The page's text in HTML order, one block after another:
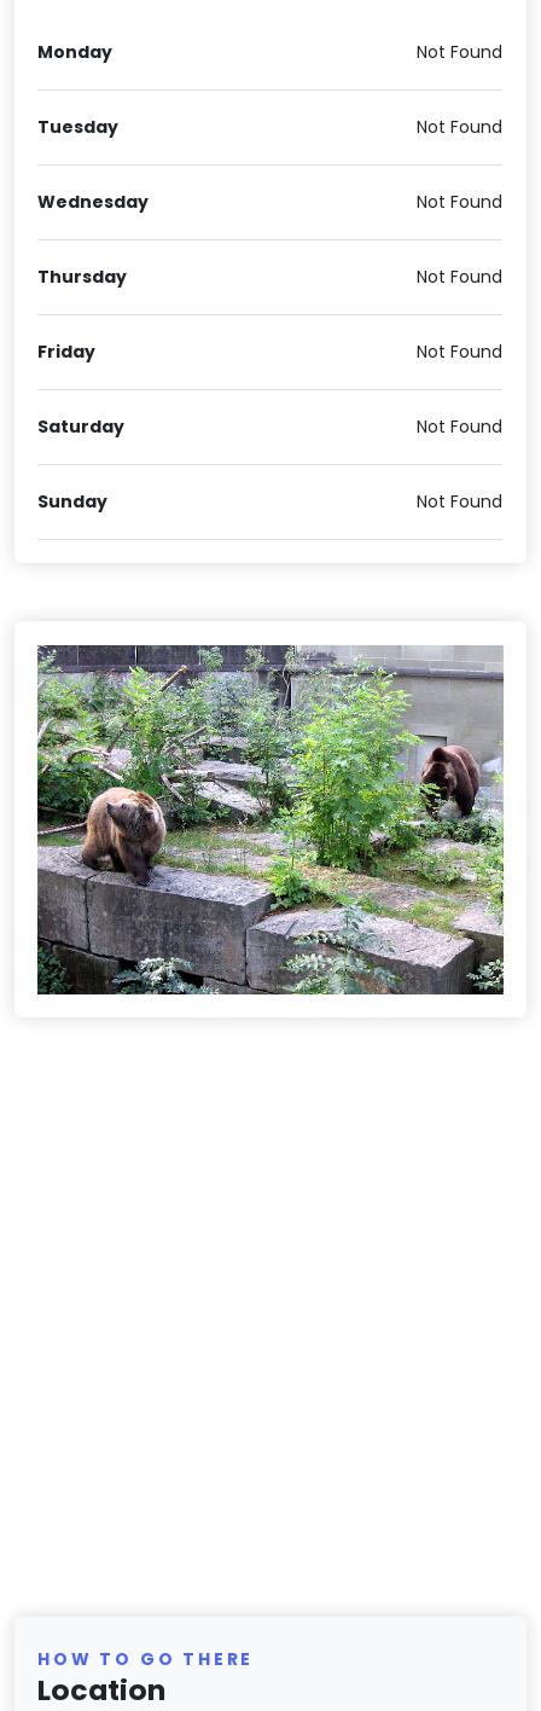
Monday Not Found
Tuesday Not Found
Wednesday Not Found
Thursday Not Found
Friday Not Found
Saturday Not Found
Sunday Not Found
HOW TO GO THERE
Location